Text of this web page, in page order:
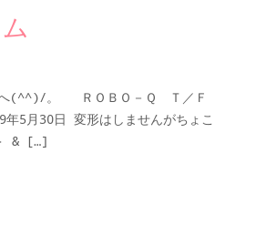
へ(^^)/。 ＲＯＢＯ－Ｑ Ｔ／Ｆ
5月30日 変形はしませんがちょこ
& […]